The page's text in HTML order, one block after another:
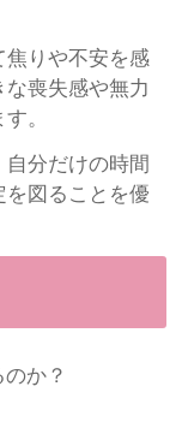
焦りや不安を感
な喪失感や無力
。
分だけの時間
を図ることを優